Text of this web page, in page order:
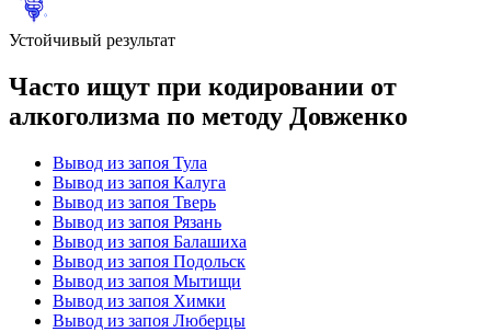
Устойчивый результат
Часто ищут при кодировании от
алкоголизма по методу Довженко
Вывод из запоя Тула
Вывод из запоя Калуга
Вывод из запоя Тверь
Вывод из запоя Рязань
Вывод из запоя Балашиха
Вывод из запоя Подольск
Вывод из запоя Мытищи
Вывод из запоя Химки
Вывод из запоя Люберцы